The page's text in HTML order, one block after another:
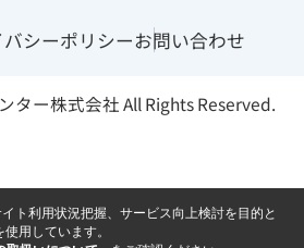
シーポリシーお問い合わせ
ター株式会社 All Rights Reserved.
ト利用状況把握、サービス向上検討を目的と
用しています。